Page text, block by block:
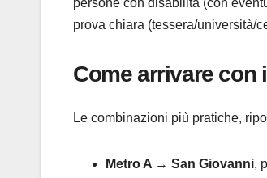
persone con disabilità (con
prova chiara (tessera/università/
Come arrivare con
Le combinazioni più pratiche,
Metro A → San Giovanni,